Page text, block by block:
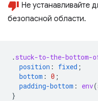
Не устанавливайте
безопасной области.
. stuck-to-the-bottom-
position : fixed ;
bottom : 0 ;
padding-bottom : env(
}